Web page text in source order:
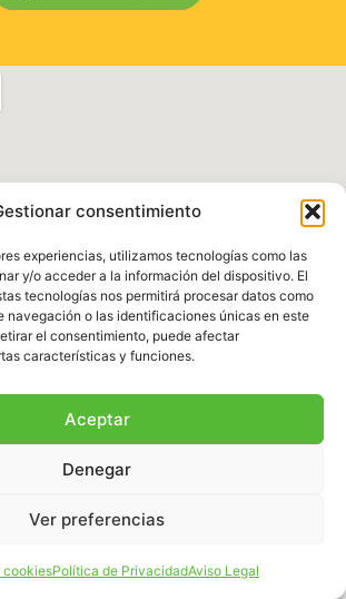
consentimiento
experiencias, utilizamos tecnologías como las
y/o acceder a la información del dispositivo. El
tecnologías nos permitirá procesar datos como
navegación o las identificaciones únicas en este
el consentimiento, puede afectar
características y funciones.
Aceptar
Denegar
Ver preferencias
cookiesPolítica de PrivacidadAviso Legal
|Aviso legal |Política de
|Términos y Condiciones
Natura Parc – Todos los
BalearDigital